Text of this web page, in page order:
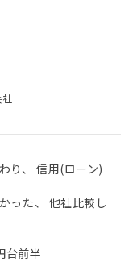
社
り、 信用(ローン)
った、 他社比較し
台前半